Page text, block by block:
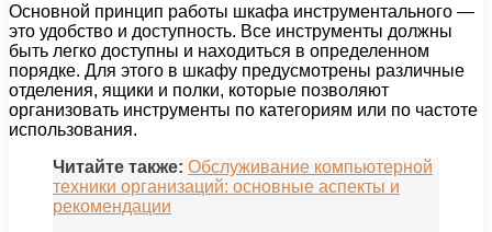
Основной принцип работы шкафа инструментального —
это удобство и доступность. Все инструменты должны
быть легко доступны и находиться в определенном
порядке. Для этого в шкафу предусмотрены различные
отделения, ящики и полки, которые позволяют
организовать инструменты по категориям или по частоте
использования.
Читайте также: Обслуживание компьютерной
техники организаций: основные аспекты и
рекомендации